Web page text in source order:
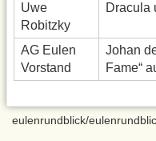
Uwe
Robitzky
Dracula
AG Eulen
Vorstand
Johan
Fame“
eulenrundblick/